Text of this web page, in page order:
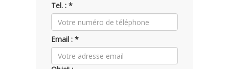
Tel. : *
Email : *